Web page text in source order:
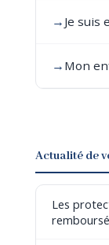
→ Je suis
→ Mon
Actualité de
Les